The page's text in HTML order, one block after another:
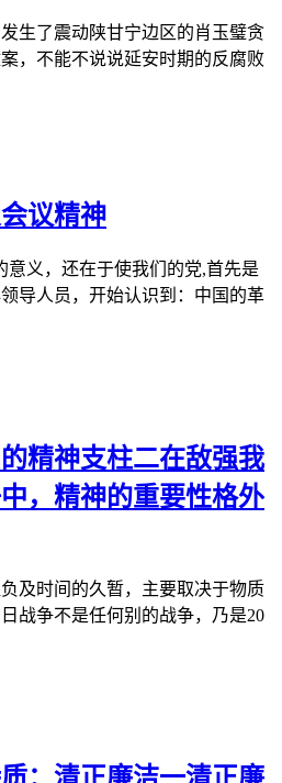
生了震动陕甘宁边区的肖玉璧贪
，不能不说说延安时期的反腐败
议精神
意义，还在于使我们的党,首先是
导人员，开始认识到：中国的革
精神支柱二在敌强我
，精神的重要性格外
及时间的久暂，主要取决于物质
战争不是任何别的战争，乃是20